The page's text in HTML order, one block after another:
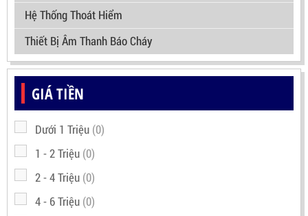
Hệ Thống Thoát Hiểm
Thiết Bị Âm Thanh Báo Cháy
GIÁ TIỀN
Dưới 1 Triệu (0)
1 - 2 Triệu (0)
2 - 4 Triệu (0)
4 - 6 Triệu (0)